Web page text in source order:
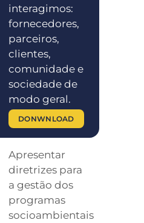
interagimos:
fornecedores,
parceiros,
clientes,
comunidade e
sociedade de
modo geral.
DONWNLOAD
Apresentar
diretrizes para
a gestão dos
programas
socioambientais